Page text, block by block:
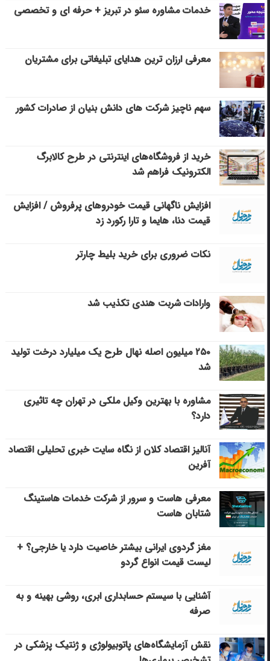
خدمات مشاوره سئو در تبریز + حرفه ای و تخصصی
معرفی ارزان ترین هدایای تبلیغاتی برای مشتریان
سهم ناچیز شرکت های دانش بنیان از صادرات کشور
خرید از فروشگاه‌های اینترنتی در طرح کالابرگ
الکترونیک فراهم شد
افزایش ناگهانی قیمت خودروهای پرفروش / افزایش
قیمت دنا، هایما و تارا رکورد زد
نکات ضروری برای خرید بلیط چارتر
وارادات شربت هندی تکذیب شد
۲۵۰ میلیون اصله نهال طرح یک میلیارد درخت تولید
شد
مشاوره با بهترین وکیل ملکی در تهران چه تاثیری
دارد؟
آنالیز اقتصاد کلان از نگاه سایت خبری تحلیلی اقتصاد
آفرین
معرفی هاست و سرور از شرکت خدمات هاستینگ
شتابان هاست
مغز گردوی ایرانی بیشتر خاصیت دارد یا خارجی؟ +
لیست قیمت انواع گردو
آشنایی با سیستم حسابداری ابری، روشی بهینه و به
صرفه
نقش آزمایشگاه‌های پاتوبیولوژی و ژنتیک پزشکی در